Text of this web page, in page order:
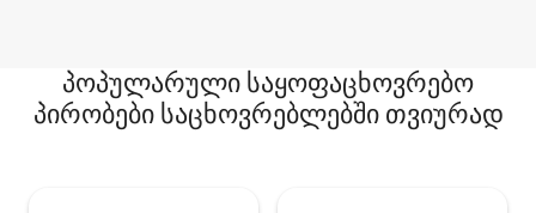
პოპულარული საყოფაცხოვრებო
პირობები საცხოვრებლებში თვიურად